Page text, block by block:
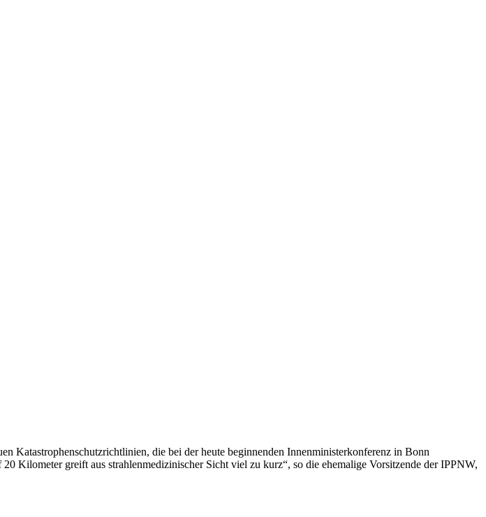
Katastrophenschutzrichtlinien, die bei der heute beginnenden Innenministerkonferenz in Bonn
Kilometer greift aus strahlenmedizinischer Sicht viel zu kurz“, so die ehemalige Vorsitzende der IPPNW,